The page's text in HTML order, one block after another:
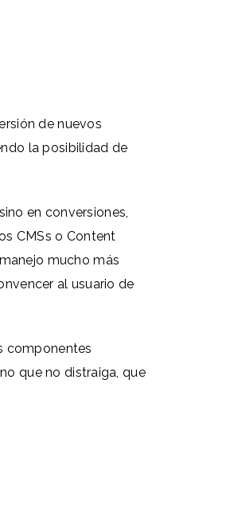
de nuevos
la posibilidad de
en conversiones,
CMSs o Content
mucho más
al usuario de
componentes
que no distraiga, que